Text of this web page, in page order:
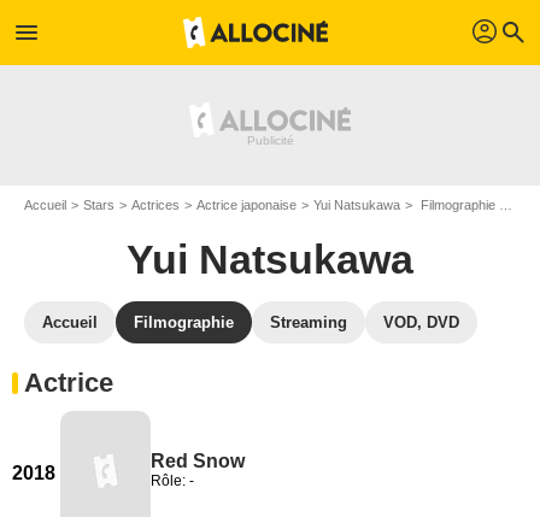
menu profil search
Accueil Stars Actrices Actrice japonaise Yui Natsukawa Filmographie Yui Natsukawa
Yui Natsukawa
Accueil Filmographie Streaming VOD, DVD
Actrice
2018
Red Snow
Rôle: -